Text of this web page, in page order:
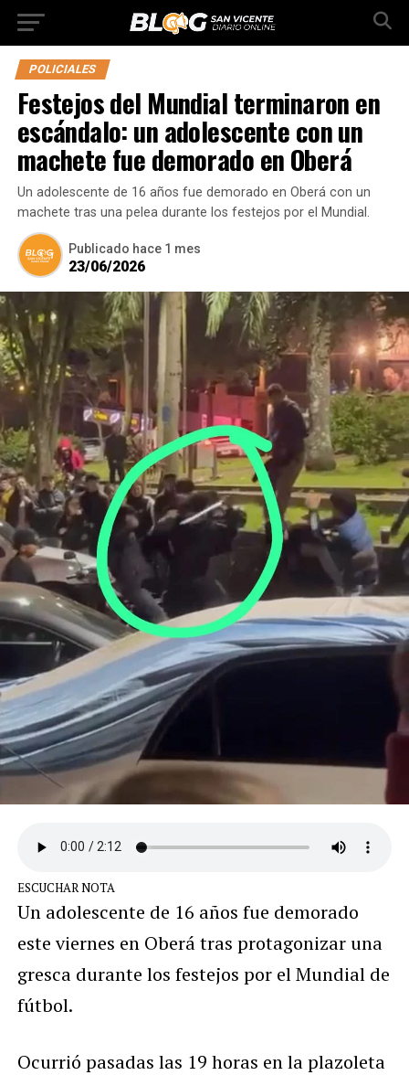
POLICIALES
Festejos del Mundial terminaron en
escándalo: un adolescente con un
machete fue demorado en Oberá
Un adolescente de 16 años fue demorado en Oberá con un
machete tras una pelea durante los festejos por el Mundial.
Publicado hace 1 mes
23/06/2026
ESCUCHAR NOTA
Un adolescente de 16 años fue demorado
este viernes en Oberá tras protagonizar una
gresca durante los festejos por el Mundial de
fútbol.
Ocurrió pasadas las 19 horas en la plazoleta